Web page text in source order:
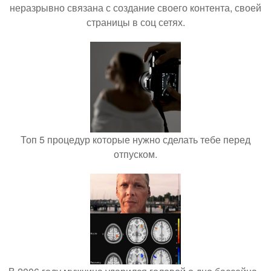
неразрывно связана с создание своего контента, своей
страницы в соц сетях.
Топ 5 процедур которые нужно сделать тебе перед
отпуском.